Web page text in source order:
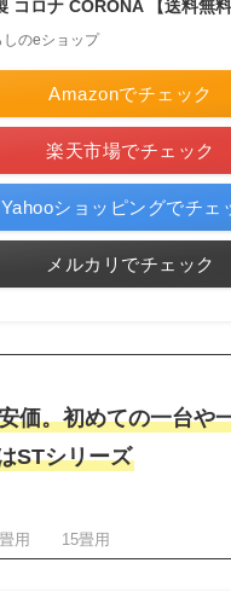
コロナ CORONA 【送料無料
しのeショップ
Amazonでチェック
楽天市場でチェック
Yahooショッピングでチェ
メルカリでチェック
価。初めての一台や
STシリーズ
用 15畳用